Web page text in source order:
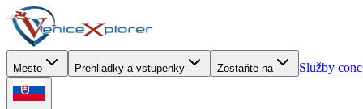
Mesto Prehliadky a vstupenky Zostaňte na Služby